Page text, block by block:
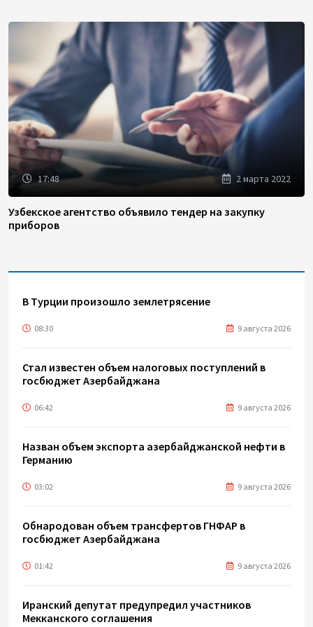
17:48 2 марта 2022
Узбекское агентство объявило тендер на закупку
приборов
В Турции произошло землетрясение
08:30 9 августа 2026
Стал известен объем налоговых поступлений в
госбюджет Азербайджана
06:42 9 августа 2026
Назван объем экспорта азербайджанской нефти в
Германию
03:02 9 августа 2026
Обнародован объем трансфертов ГНФАР в
госбюджет Азербайджана
01:42 9 августа 2026
Иранский депутат предупредил участников
Мекканского соглашения